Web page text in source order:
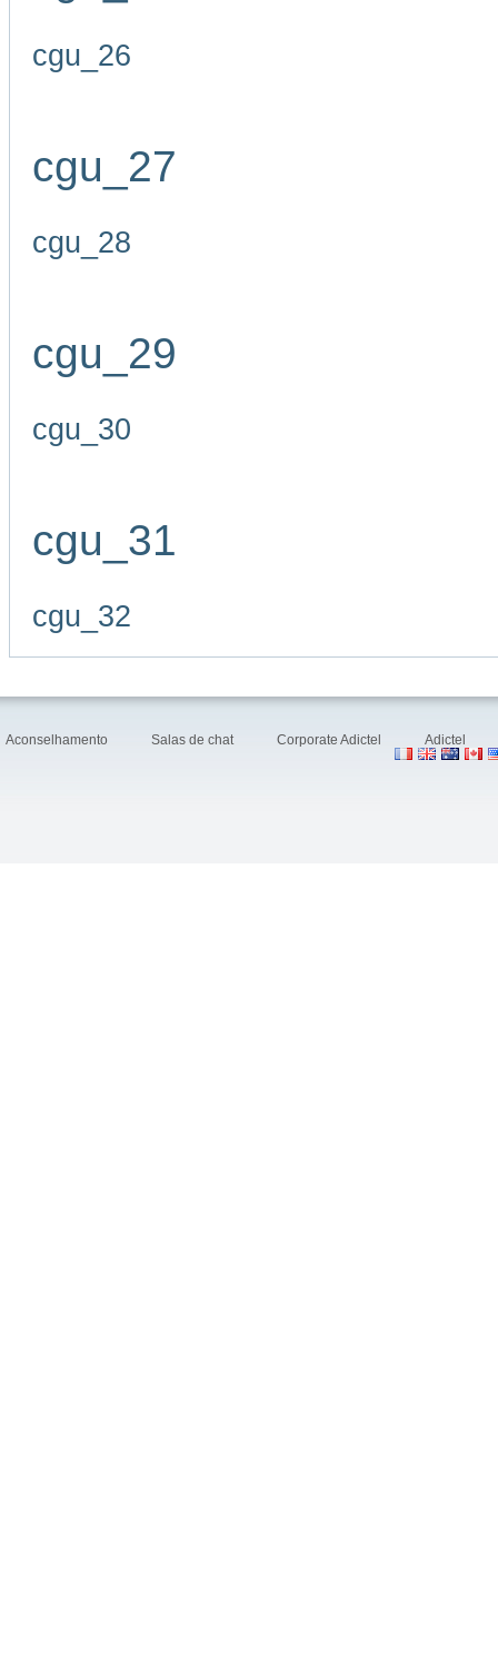
cgu_26
cgu_27
cgu_28
cgu_29
cgu_30
cgu_31
cgu_32
Aconselhamento Salas de chat Corporate Adictel Adictel